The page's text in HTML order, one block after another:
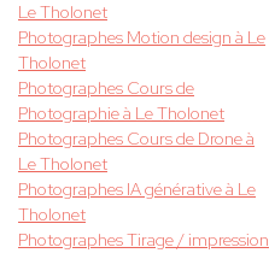
Le Tholonet
Photographes Motion design à Le
Tholonet
Photographes Cours de
Photographie à Le Tholonet
Photographes Cours de Drone à
Le Tholonet
Photographes IA générative à Le
Tholonet
Photographes Tirage / impression